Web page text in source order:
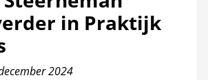
in Praktijk
2024